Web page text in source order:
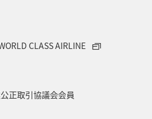
CLASS AIRLINE
正取引協議会会員